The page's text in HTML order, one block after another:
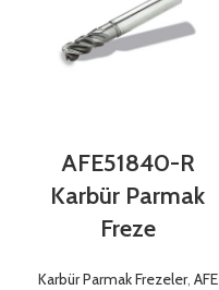
AFE51840-R
Karbür Parmak
Freze
Karbür Parmak Frezeler, AFE